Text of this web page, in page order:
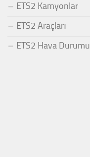
ETS2 Kamyonlar
ETS2 Araçları
ETS2 Hava Durumu